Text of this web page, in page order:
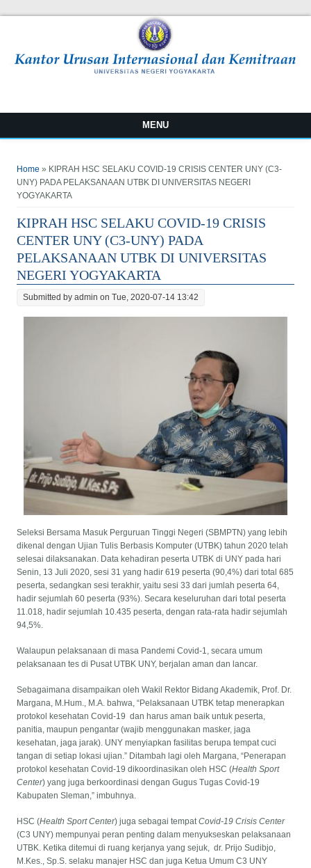
MENU
Home » KIPRAH HSC SELAKU COVID-19 CRISIS CENTER UNY (C3-
UNY) PADA PELAKSANAAN UTBK DI UNIVERSITAS NEGERI
YOGYAKARTA
KIPRAH HSC SELAKU COVID-19 CRISIS
CENTER UNY (C3-UNY) PADA
PELAKSANAAN UTBK DI UNIVERSITAS
NEGERI YOGYAKARTA
Submitted byadmin on Tue, 2020-07-14 13:42
Seleksi Bersama Masuk Perguruan Tinggi Negeri (SBMPTN) yang lebih
dikenal dengan Ujian Tulis Berbasis Komputer (UTBK) tahun 2020 telah
selesai dilaksanakan. Data kehadiran peserta UTBK di UNY pada hari
Senin, 13 Juli 2020, sesi 31 yang hadir 619 peserta (90,4%) dari total 685
peserta, sedangkan sesi terakhir, yaitu sesi 33 dari jumlah peserta 64,
hadir sejumlah 60 peserta (93%). Secara keseluruhan dari total peserta
11.018, hadir sejumlah 10.435 peserta, dengan rata-rata hadir sejumlah
94,5%.
Walaupun pelaksanaan di masa Pandemi Covid-1, secara umum
pelaksanaan tes di Pusat UTBK UNY, berjalan aman dan lancar.
Sebagaimana disampaikan oleh Wakil Rektor Bidang Akademik, Prof. Dr.
Margana, M.Hum., M.A. bahwa, “Pelaksanaan UTBK tetap menerapkan
protokol kesehatan Covid-19 dan harus aman baik untuk peserta,
panitia, maupun pengantar (wajib menggunakan masker, jaga
kesehatan, jaga jarak). UNY menyiapkan fasilitas berupa tempat cuci
tangan di setiap lokasi ujian.” Ditambah lagi oleh Margana, “Penerapan
protokol kesehatan Covid-19 dikoordinasikan oleh HSC (Health Sport
Center) yang juga berkoordinasi dengan Gugus Tugas Covid-19
Kabupaten Sleman,” imbuhnya.
HSC (Health Sport Center) juga sebagai tempatCovid-19 Crisis Center
(C3 UNY) mempunyai peran penting dalam menyukseskan pelaksanaan
UTBK. Ketika ditemui di ruang kerjanya yang sejuk, dr. Prijo Sudibjo,
M.Kes., Sp.S. selaku manajer HSC dan juga Ketua Umum C3 UNY